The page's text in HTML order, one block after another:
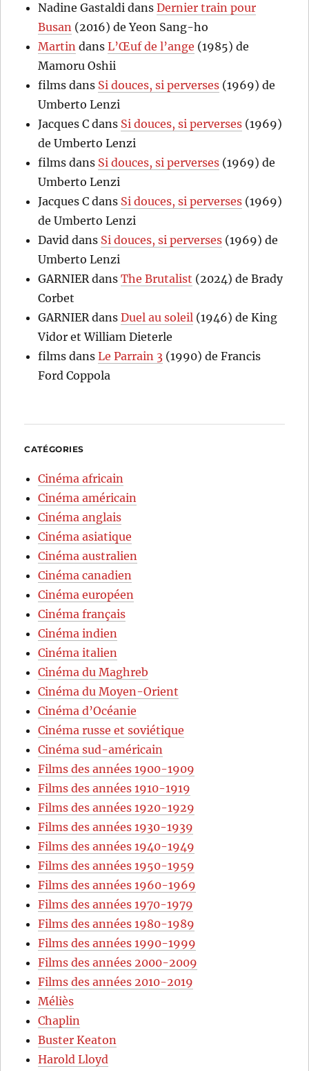
Nadine Gastaldi dansDernier train pour
Busan (2016) de Yeon Sang-ho
Martin dansL’Œuf de l’ange (1985) de
Mamoru Oshii
films dans Si douces, si perverses (1969) de
Umberto Lenzi
Jacques C dans Si douces, si perverses (1969)
de Umberto Lenzi
films dans Si douces, si perverses (1969) de
Umberto Lenzi
Jacques C dans Si douces, si perverses (1969)
de Umberto Lenzi
David dans Si douces, si perverses (1969) de
Umberto Lenzi
GARNIERdansThe Brutalist (2024) de Brady
Corbet
GARNIERdansDuel au soleil (1946) de King
Vidor et William Dieterle
films dansLe Parrain 3 (1990) de Francis
Ford Coppola
CATÉGORIES
Cinéma africain
Cinéma américain
Cinéma anglais
Cinéma asiatique
Cinéma australien
Cinéma canadien
Cinéma européen
Cinéma français
Cinéma indien
Cinéma italien
Cinéma du Maghreb
Cinéma du Moyen-Orient
Cinéma d’Océanie
Cinéma russe et soviétique
Cinéma sud-américain
Films des années 1900-1909
Films des années 1910-1919
Films des années 1920-1929
Films des années 1930-1939
Films des années 1940-1949
Films des années 1950-1959
Films des années 1960-1969
Films des années 1970-1979
Films des années 1980-1989
Films des années 1990-1999
Films des années 2000-2009
Films des années 2010-2019
Méliès
Chaplin
Buster Keaton
Harold Lloyd